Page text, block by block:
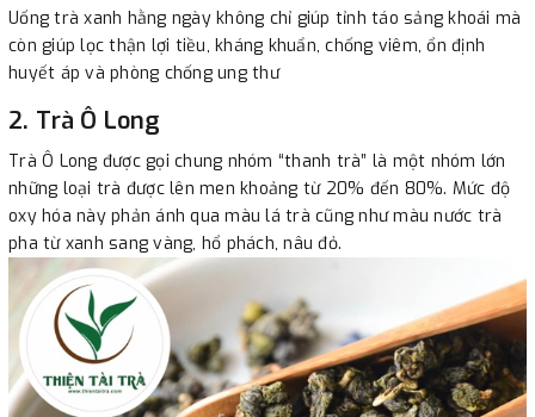
Uống trà xanh hằng ngày không chỉ giúp tỉnh táo sảng khoái mà
còn giúp lọc thận lợi tiều, kháng khuẩn, chống viêm, ổn định
huyết áp và phòng chống ung thư
2. Trà Ô Long
Trà Ô Long được gọi chung nhóm “thanh trà” là một nhóm lớn
những loại trà được lên men khoảng từ 20% đến 80%. Mức độ
oxy hóa này phản ánh qua màu lá trà cũng như màu nước trà
pha từ xanh sang vàng, hổ phách, nâu đỏ.